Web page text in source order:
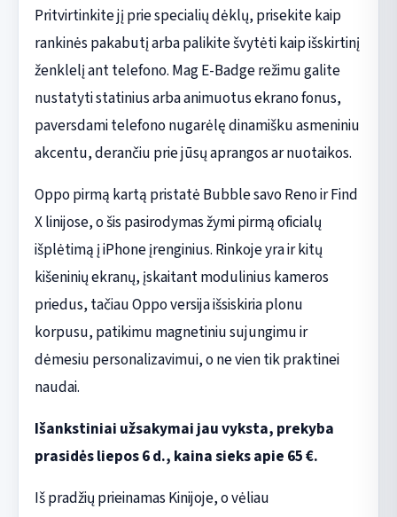
Pritvirtinkite jį prie specialių dėklų, prisekite kaip
rankinės pakabutį arba palikite švytėti kaip išskirtinį
ženklelį ant telefono. Mag E-Badge režimu galite
nustatyti statinius arba animuotus ekrano fonus,
paversdami telefono nugarėlę dinamišku asmeniniu
akcentu, derančiu prie jūsų aprangos ar nuotaikos.
Oppo pirmą kartą pristatė Bubble savo Reno ir Find
X linijose, o šis pasirodymas žymi pirmą oficialų
išplėtimą į iPhone įrenginius. Rinkoje yra ir kitų
kišeninių ekranų, įskaitant modulinius kameros
priedus, tačiau Oppo versija išsiskiria plonu
korpusu, patikimu magnetiniu sujungimu ir
dėmesiu personalizavimui, o ne vien tik praktinei
naudai.
Išankstiniai užsakymai jau vyksta, prekyba
prasidės liepos 6 d., kaina sieks apie 65 €.
Iš pradžių prieinamas Kinijoje, o vėliau